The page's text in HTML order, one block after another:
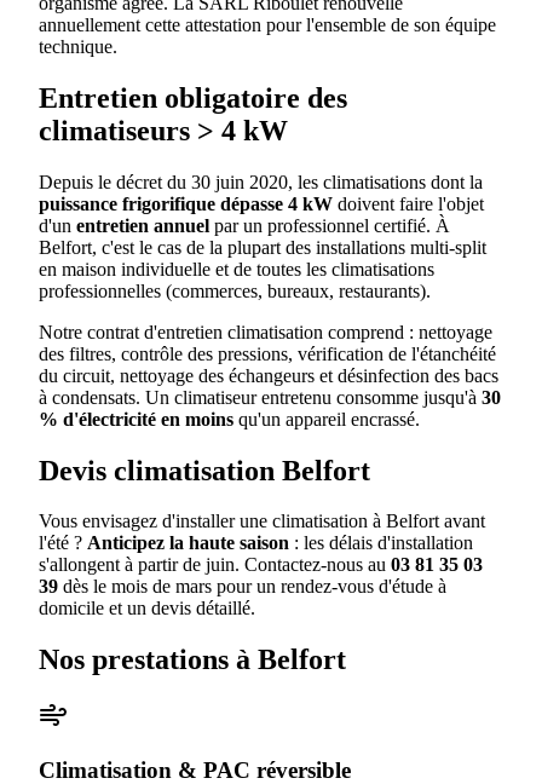
annuellement cette attestation pour l'ensemble de son équipe
technique.
Entretien obligatoire des
climatiseurs > 4 kW
Depuis le décret du 30 juin 2020, les climatisations dont la
puissance frigorifique dépasse 4 kW doivent faire l'objet
d'un entretien annuel par un professionnel certifié. À
Belfort, c'est le cas de la plupart des installations multi-split
en maison individuelle et de toutes les climatisations
professionnelles (commerces, bureaux, restaurants).
Notre contrat d'entretien climatisation comprend : nettoyage
des filtres, contrôle des pressions, vérification de l'étanchéité
du circuit, nettoyage des échangeurs et désinfection des bacs
à condensats. Un climatiseur entretenu consomme jusqu'à 30
% d'électricité en moins qu'un appareil encrassé.
Devis climatisation Belfort
Vous envisagez d'installer une climatisation à Belfort avant
l'été ? Anticipez la haute saison : les délais d'installation
s'allongent à partir de juin. Contactez-nous au 03 81 35 03
39 dès le mois de mars pour un rendez-vous d'étude à
domicile et un devis détaillé.
Nos prestations à Belfort
Climatisation & PAC réversible